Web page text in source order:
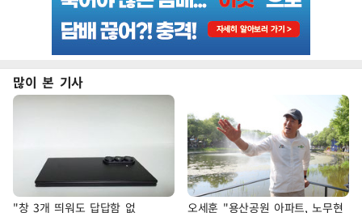
많이 본 기사
"창 3개 띄워도 답답함 없
오세훈 "용산공원 아파트, 노무현